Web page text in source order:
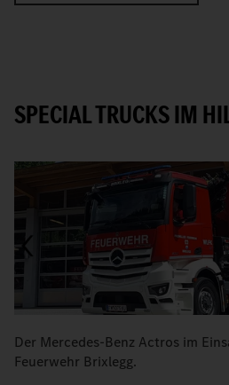
SPECIAL TRUCKS IM
Der Mercedes-Benz Actros im
Feuerwehr Brixlegg.